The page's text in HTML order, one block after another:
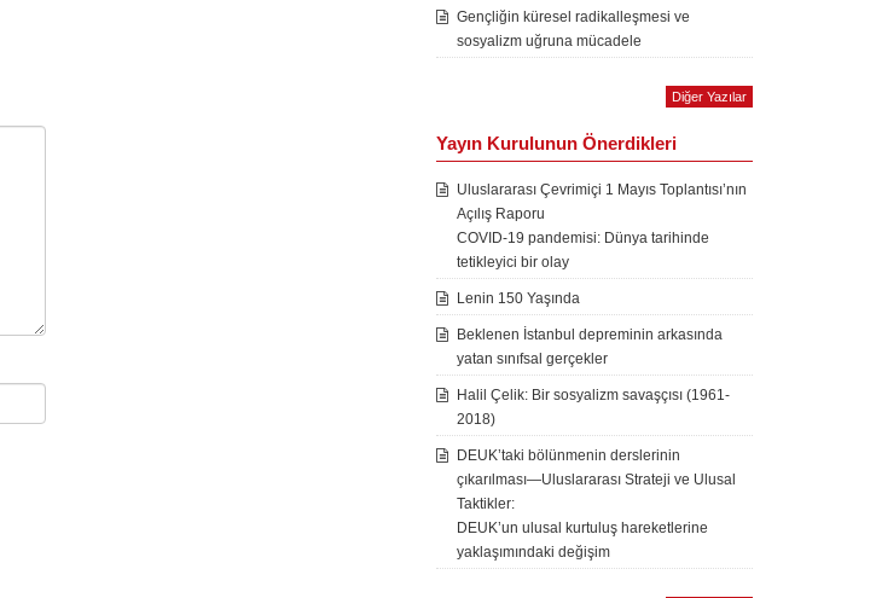
Gençliğin küresel radikalleşmesi ve
sosyalizm uğruna mücadele
Diğer Yazılar
Yayın Kurulunun Önerdikleri
Uluslararası Çevrimiçi 1 Mayıs Toplantısı’nın
Açılış Raporu
COVID-19 pandemisi: Dünya tarihinde
tetikleyici bir olay
Lenin 150 Yaşında
Beklenen İstanbul depreminin arkasında
yatan sınıfsal gerçekler
Halil Çelik: Bir sosyalizm savaşçısı (1961-
2018)
DEUK’taki bölünmenin derslerinin
çıkarılması—Uluslararası Strateji ve Ulusal
Taktikler:
DEUK’un ulusal kurtuluş hareketlerine
yaklaşımındaki değişim